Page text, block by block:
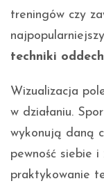
treningów czy
techniki
Wizualizacja
w działaniu.
wykonują daną
pewność siebie
praktykowanie